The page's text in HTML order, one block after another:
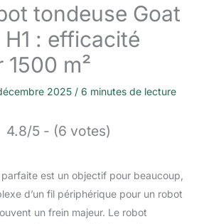
tondeuse Goat
: efficacité
m²
2025 / 6 minutes de lecture
4.8/5 - (6 votes)
est un objectif pour beaucoup,
d’un fil périphérique pour un robot
un frein majeur. Le robot